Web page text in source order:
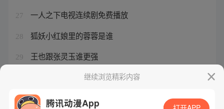
27 一人之下电视连续剧免费播放
28 狐妖小红娘里的蓉蓉是谁
29 王也跟张灵玉谁更强
一人之下田师叔保住的秘密是什么
继续浏览精彩内容
腾讯动漫App